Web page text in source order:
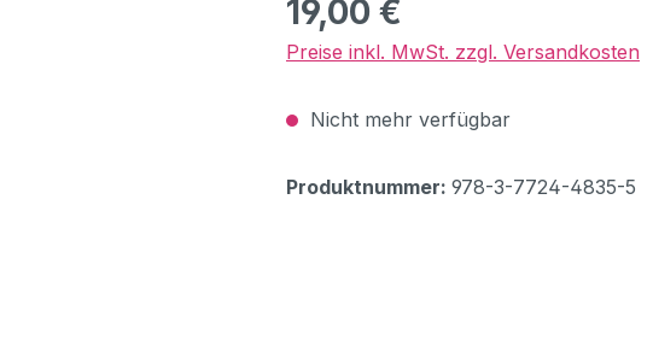
19,00 €
Preise inkl. MwSt. zzgl. Versandkosten
Nicht mehr verfügbar
Produktnummer: 978-3-7724-4835-5